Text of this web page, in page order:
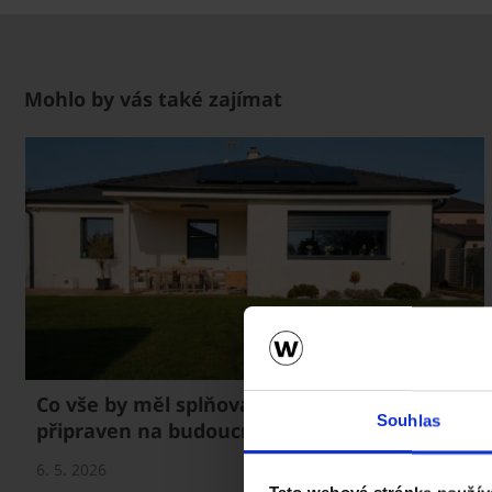
Souhlas
Mohlo by vás také zajímat
Co vše by měl splňovat dům, který je
připraven na budoucnost?
6. 5. 2026